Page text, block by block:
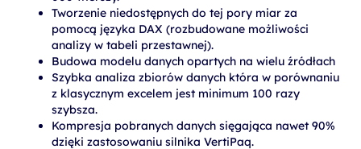
Tworzenie niedostępnych do tej pory miar za
pomocą języka DAX (rozbudowane możliwości
analizy w tabeli przestawnej).
Budowa modelu danych opartych na wielu źródłach
Szybka analiza zbiorów danych która w porównaniu
z klasycznym excelem jest minimum 100 razy
szybsza.
Kompresja pobranych danych sięgająca nawet 90%
dzięki zastosowaniu silnika VertiPaq.